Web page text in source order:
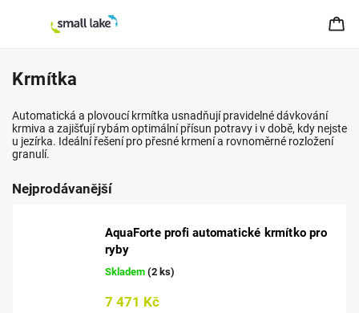
Krmítka
Automatická a plovoucí krmítka usnadňují pravidelné dávkování
krmiva a zajišťují rybám optimální přísun potravy i v době, kdy nejste
u jezírka. Ideální řešení pro přesné krmení a rovnoměrné rozložení
granulí.
Nejprodávanější
AquaForte profi automatické krmítko pro
ryby
Skladem (2 ks)
7 471 Kč